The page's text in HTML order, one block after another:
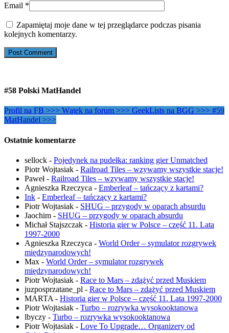
Email *
Zapamiętaj moje dane w tej przeglądarce podczas pisania
kolejnych komentarzy.
#58 Polski MatHandel
Profil na FB >>> Wątek na forum >>> GeekLists na BGG >>> #59
MatHandel >>>
Ostatnie komentarze
sellock - Pojedynek na pudełka: ranking gier Unmatched
Piotr Wojtasiak - Railroad Tiles – wzywamy wszystkie stacje!
Paweł- Railroad Tiles – wzywamy wszystkie stacje!
Agnieszka Rzeczyca - Emberleaf – tańczący z kartami?
Ink - Emberleaf – tańczący z kartami?
Piotr Wojtasiak - SHUG – przygody w oparach absurdu
Jaochim - SHUG – przygody w oparach absurdu
Michał Stajszczak - Historia gier w Polsce – część 11. Lata
1997-2000
Agnieszka Rzeczyca - World Order – symulator rozgrywek
międzynarodowych!
Max - World Order – symulator rozgrywek
międzynarodowych!
Piotr Wojtasiak - Race to Mars – zdążyć przed Muskiem
juzposprzatane_pl - Race to Mars – zdążyć przed Muskiem
MARTA - Historia gier w Polsce – część 11. Lata 1997-2000
Piotr Wojtasiak - Turbo – rozrywka wysokooktanowa
lbyczy - Turbo – rozrywka wysokooktanowa
Piotr Wojtasiak - Love To Upgrade… Organizery od